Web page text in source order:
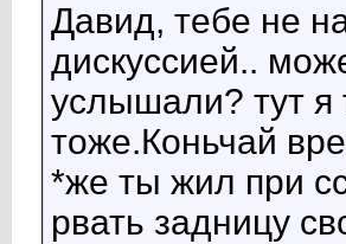
Давид, тебе не
дискуссией..
услышали? тут я
тоже.Коньчай
*же ты жил при
рвать задницу